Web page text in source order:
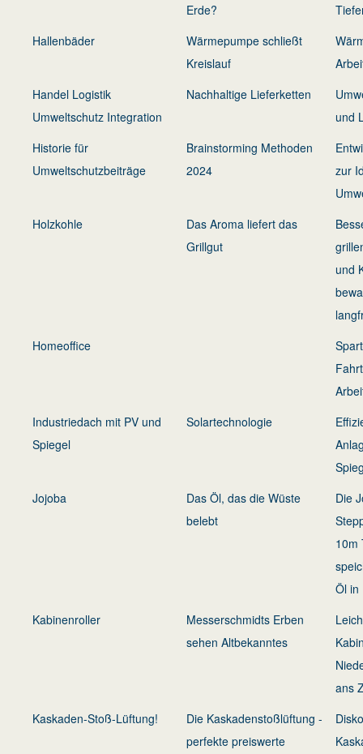
Erde?
Hallenbäder
Wärmepumpe schließt
Kreislauf
Handel Logistik
Umweltschutz Integration
Nachhaltige Lieferketten
und
Historie für
Umweltschutzbeiträge
Brainstorming Methoden
2024
zur
Holzkohle
Das Aroma liefert das
Grillgut
und
Homeoffice
Industriedach mit PV und
Spiegel
Solartechnologie
Jojoba
Das Öl, das die Wüste
belebt
Die
10m
Öl in
Kabinenroller
Messerschmidts Erben
sehen Altbekanntes
ans
Kaskaden-Stoß-Lüftung!
Die Kaskadenstoßlüftung -
perfekte preiswerte